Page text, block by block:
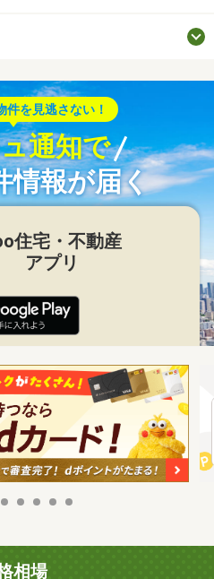
件を見逃さない！
通知で
情報が届く
住宅・不動産
アプリ
相場